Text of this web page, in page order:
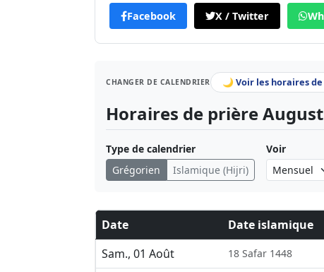
Facebook X / Twitter
CHANGER DE CALENDRIER 🌙 Voir les horaires
Horaires de prière
Type de calendrier
Grégorien
Islamique (Hijri)
Voir
Date Date islamique
Sam., 01 Août
18 Safar 1448